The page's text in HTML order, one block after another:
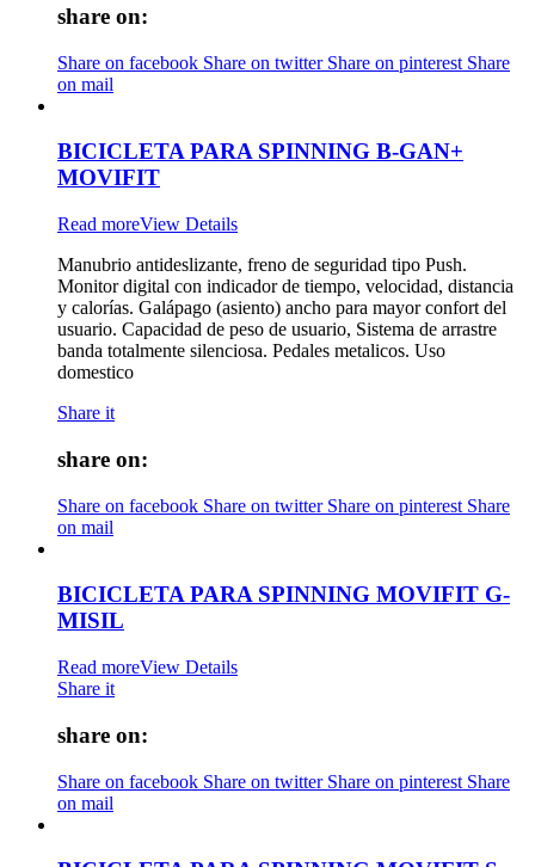
share on:
Share on facebook Share on twitter Share on pinterest Share
on mail
BICICLETA PARA SPINNING B-GAN+
MOVIFIT
Read moreView Details
Manubrio antideslizante, freno de seguridad tipo Push.
Monitor digital con indicador de tiempo, velocidad, distancia
y calorías. Galápago (asiento) ancho para mayor confort del
usuario. Capacidad de peso de usuario, Sistema de arrastre
banda totalmente silenciosa. Pedales metalicos. Uso
domestico
Share it
share on:
Share on facebook Share on twitter Share on pinterest Share
on mail
BICICLETA PARA SPINNING MOVIFIT G-
MISIL
Read moreView Details
Share it
share on:
Share on facebook Share on twitter Share on pinterest Share
on mail